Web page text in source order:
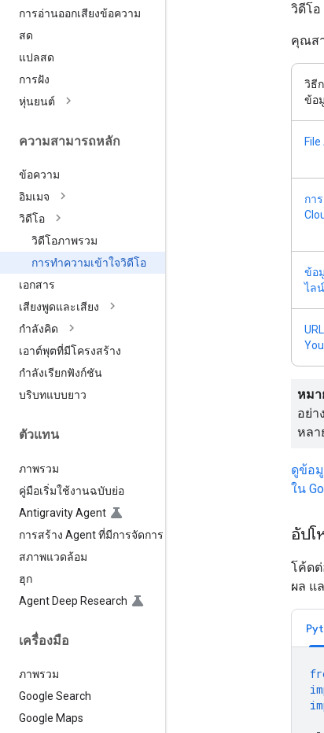
การอ่านออกเสียงข้อความ
สด
แปลสด
การฝัง
หุ่นยนต์
ความสามารถหลัก
ข้อความ
อิมเมจ
วิดีโอ
วิดีโอภาพรวม
การทำความเข้าใจวิดีโอ
เอกสาร
เสียงพูดและเสียง
กำลังคิด
เอาต์พุตที่มีโครงสร้าง
กำลังเรียกฟังก์ชัน
บริบทแบบยาว
ตัวแทน
ภาพรวม
คู่มือเริ่มใช้งานฉบับย่อ
Antigravity Agent
การสร้าง Agent ที่มีการจัดการ
สภาพแวดล้อม
ฮุก
Agent Deep Research
เครื่องมือ
ภาพรวม
Google Search
Google Maps
วิดีโอ
คุณส
วิธี
ข้อ
File
กา
ข้อ
ไลน์
หมา
อย่า
หลา
ดูข้อ
ใน
อัปโ
โค้ด
ผล แ